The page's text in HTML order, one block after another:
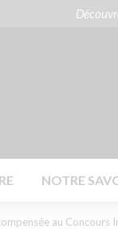
NOTRE
au Concours